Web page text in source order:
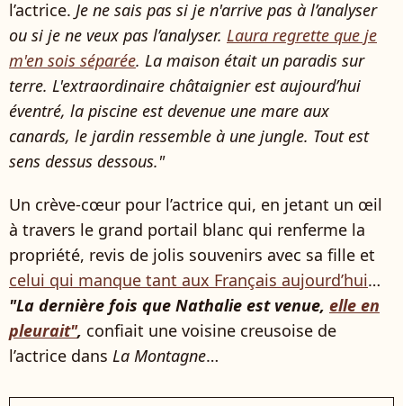
l’actrice. Je ne sais pas si je n'arrive pas à l’analyser
ou si je ne veux pas l’analyser. Laura regrette que je
m'en sois séparée. La maison était un paradis sur
terre. L'extraordinaire châtaignier est aujourd’hui
éventré, la piscine est devenue une mare aux
canards, le jardin ressemble à une jungle. Tout est
sens dessus dessous."
Un crève-cœur pour l’actrice qui, en jetant un œil
à travers le grand portail blanc qui renferme la
propriété, revis de jolis souvenirs avec sa fille et
celui qui manque tant aux Français aujourd’hui…
"La dernière fois que Nathalie est venue, elle en
pleurait", confiait une voisine creusoise de
l’actrice dans La Montagne…